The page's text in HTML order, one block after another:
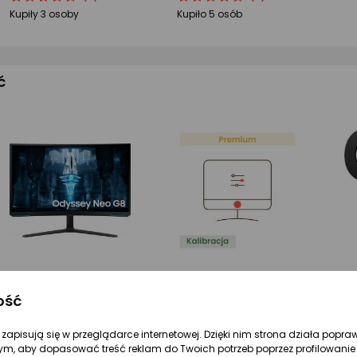
produktu
produktu
Kupiły 3 osoby
produktu
produktu
Kupiło 5 osób
Monitor Samsung Odyssey Neo G8 (LS32BG850NPXEN)
Kalibracja monitora
się w przeglądarce internetowej. Dzięki nim strona działa
aby dopasować treść reklam do Twoich potrzeb poprzez